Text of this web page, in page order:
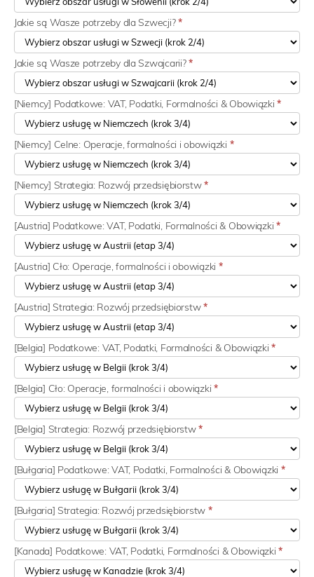
Jakie są Wasze potrzeby dla Szwecji?*
Jakie są Wasze potrzeby dla Szwajcarii?*
[Niemcy] Podatkowe: VAT, Podatki, Formalności & Obowiązki*
[Niemcy] Celne: Operacje, formalności i obowiązki *
[Niemcy] Strategia: Rozwój przedsiębiorstw*
[Austria] Podatkowe: VAT, Podatki, Formalności & Obowiązki*
[Austria] Cło: Operacje, formalności i obowiązki *
[Austria] Strategia: Rozwój przedsiębiorstw*
[Belgia] Podatkowe: VAT, Podatki, Formalności & Obowiązki*
[Belgia] Cło: Operacje, formalności i obowiązki*
[Belgia] Strategia: Rozwój przedsiębiorstw*
[Bułgaria] Podatkowe: VAT, Podatki, Formalności & Obowiązki *
[Bułgaria] Strategia: Rozwój przedsiębiorstw *
[Kanada] Podatkowe: VAT, Podatki, Formalności & Obowiązki*